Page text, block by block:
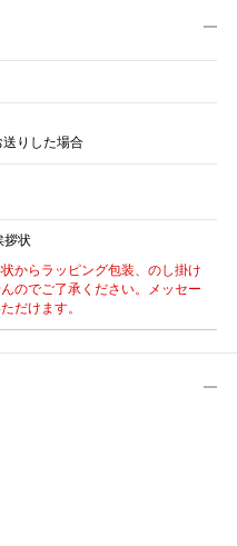
りした場合
拶状
からラッピング包装、のし掛け
のでご了承ください。メッセー
だけます。